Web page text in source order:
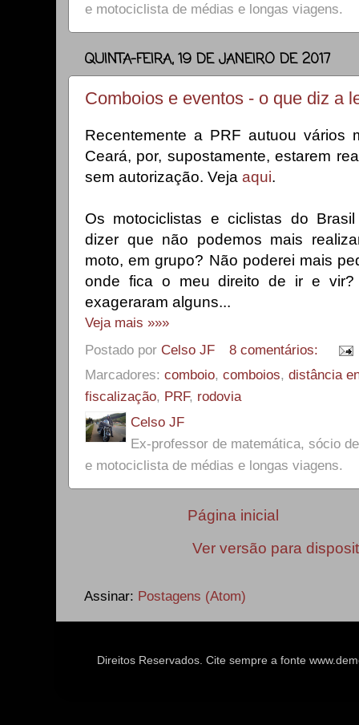
e motociclista de médias e longas viagens.
QUINTA-FEIRA, 19 DE JANEIRO DE 2017
Comboios e eventos - o que diz a
Recentemente a PRF autuou vários
Ceará, por, supostamente, estarem
sem autorização. Veja aqui.
Os motociclistas e ciclistas do
dizer que não podemos mais
moto, em grupo? Não poderei mais
onde fica o meu direito de ir e vir?
exageraram alguns...
Veja mais »»»
Postado por Celso JF
8 comentários:
Marcadores: comboio, comboios, distância
fiscalização, PRF, rodovia
Celso JF
Ex-professor de matemática, sócio
e motociclista de médias e longas viagens.
Página inicial
Ver versão para
Assinar: Postagens (Atom)
Direitos Reservados. Cite sempre a fonte